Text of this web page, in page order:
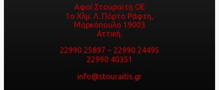
Αφοί Στουραϊτη ΟΕ
1ο Χλμ. Λ. Πόρτο Ράφτη,
Μαρκόπουλο 19003
Αττική.
22990 25897 – 22990 24495
22990 40351
info@stouraitis.gr